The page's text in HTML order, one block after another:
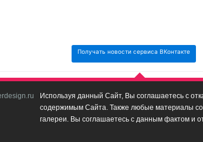
Получать новости сервиса ВКонтакте
Используя данный Сайт, Вы соглашаетесь с
содержимым Сайта. Также любые материалы
галереи. Вы соглашаетесь с данным фактом и